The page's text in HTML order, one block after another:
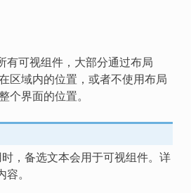
有可视组件，大部分通过布局
区域内的位置，或者不使用布局
个界面的位置。
，备选文本会用于可视组件。详
容。